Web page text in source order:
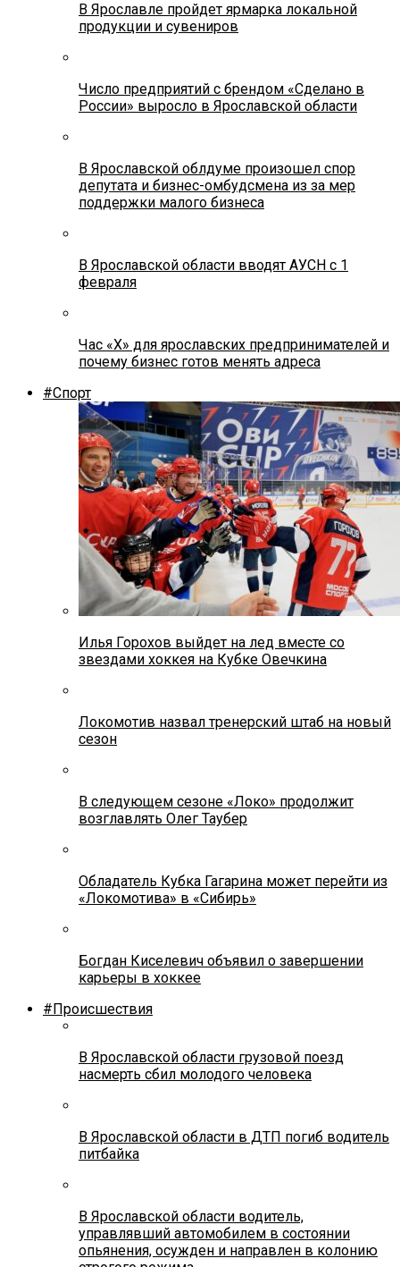
В Ярославле пройдет ярмарка локальной
продукции и сувениров
Число предприятий с брендом «Сделано в
России» выросло в Ярославской области
В Ярославской облдуме произошел спор
депутата и бизнес-омбудсмена из за мер
поддержки малого бизнеса
В Ярославской области вводят АУСН с 1
февраля
Час «Х» для ярославских предпринимателей и
почему бизнес готов менять адреса
#Спорт
Илья Горохов выйдет на лед вместе со
звездами хоккея на Кубке Овечкина
Локомотив назвал тренерский штаб на новый
сезон
В следующем сезоне «Локо» продолжит
возглавлять Олег Таубер
Обладатель Кубка Гагарина может перейти из
«Локомотива» в «Сибирь»
Богдан Киселевич объявил о завершении
карьеры в хоккее
#Происшествия
В Ярославской области грузовой поезд
насмерть сбил молодого человека
В Ярославской области в ДТП погиб водитель
питбайка
В Ярославской области водитель,
управлявший автомобилем в состоянии
опьянения, осужден и направлен в колонию